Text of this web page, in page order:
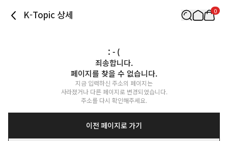
K-Topic 상세 0
: - (
죄송합니다.
페이지를 찾을 수 없습니다.
지금 입력하신 주소의 페이지는
사라졌거나 다른 페이지로 변경되었습니다.
주소를 다시 확인해주세요.
이전 페이지로 가기